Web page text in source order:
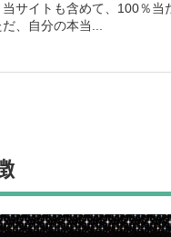
当サイトも含めて、100％当
、自分の本当...